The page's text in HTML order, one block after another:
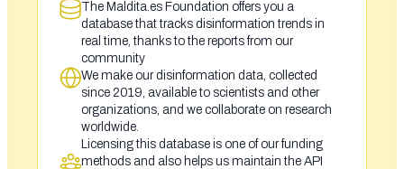
The Maldita.es Foundation offers you a
database that tracks disinformation trends in
real time, thanks to the reports from our
community
We make our disinformation data, collected
since 2019, available to scientists and other
organizations, and we collaborate on research
worldwide.
Licensing this database is one of our funding
methods and also helps us maintain the API